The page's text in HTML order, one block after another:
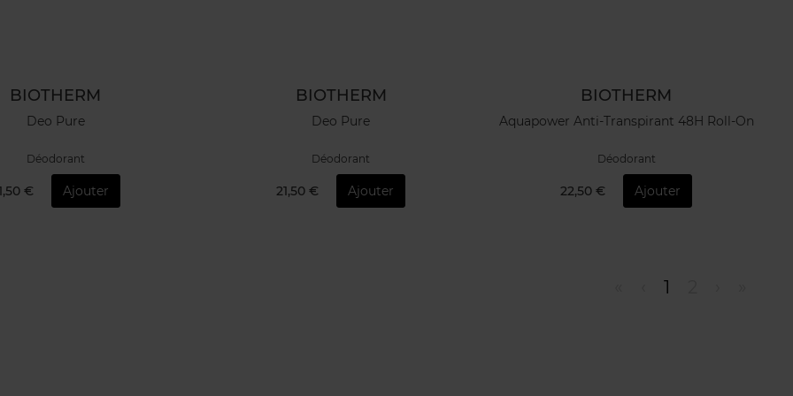
BIOTHERM
Deo Pure
Déodorant
€ Ajouter
BIOTHERM
Deo Pure
Déodorant
21,50 € Ajouter
BIOTHERM
Aquapower Anti-Transpirant 48H Roll-On
Déodorant
22,50 € Ajouter
1